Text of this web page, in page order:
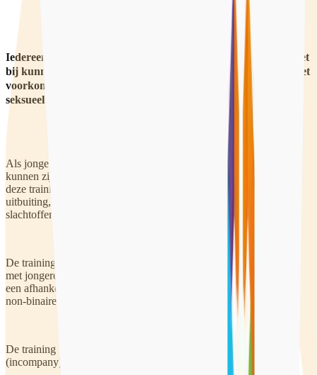
Iedereen die tijdens het werk te maken heeft met jongeren moet
bij kunnen dragen aan de gezonde seksuele ontwikkeling en het
voorkomen van seksueel grensoverschrijdend gedrag en
seksueel misbruik.
Als jongeren door mensenhandelaren seksueel worden uitgebuit,
kunnen zij voor professionals ze vaak moeilijk benaderen. Tijdens
deze training leert de professional over de patronen bij seksuele
uitbuiting, signalen herkennen en hoe je gesprekken voert met een
slachtoffer.
De training ‘Seksuele uitbuiting’ is voor professionals die werken
met jongeren die slachtoffer kunnen worden van mensenhandel of
een afhankelijkheidsrelatie. Het gaat hier om jongens, meisjes en
non-binaire personen.
De training ‘Seksuele uitbuiting’ wordt bij de organisatie zelf
(incompany) gegeven door Qpido.